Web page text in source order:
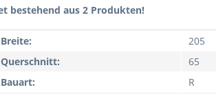
bestehend aus 2 Produkten!
Breite:
205
Querschnitt:
65
Bauart:
R